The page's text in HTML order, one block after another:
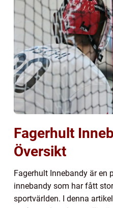
Fagerhult
Översikt
Fagerhult Innebandy är en
innebandy som har fått
sportvärlden. I denna